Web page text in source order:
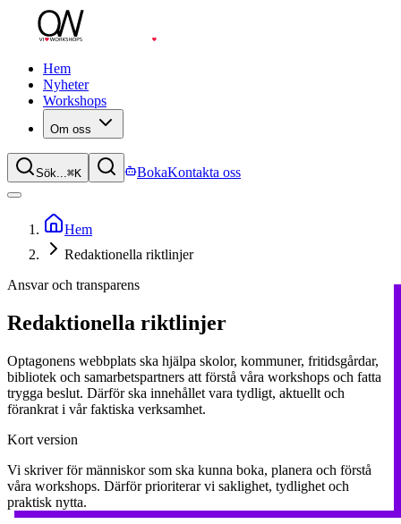
Hem
Nyheter
Workshops
Om oss
Sök...⌘K BokaKontakta oss
Hem
Redaktionella riktlinjer
Ansvar och transparens
Redaktionella riktlinjer
Optagonens webbplats ska hjälpa skolor, kommuner, fritidsgårdar,
bibliotek och samarbetspartners att förstå våra workshops och fatta
trygga beslut. Därför ska innehållet vara tydligt, aktuellt och
förankrat i vår faktiska verksamhet.
Kort version
Vi skriver för människor som ska kunna boka, planera och förstå
våra workshops. Därför prioriterar vi saklighet, tydlighet och
praktisk nytta.